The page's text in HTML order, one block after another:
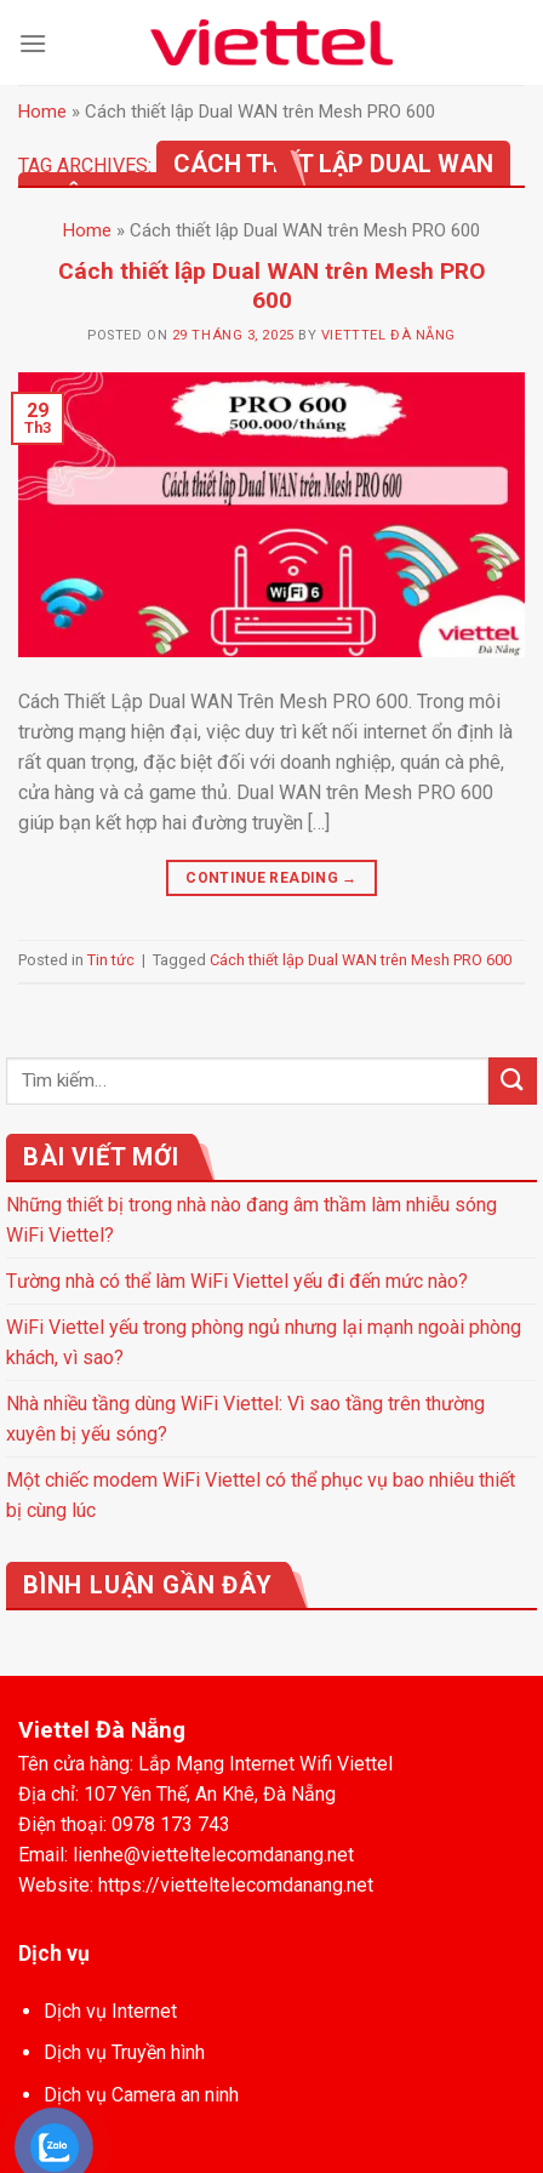
Home » Cách thiết lập Dual WAN trên Mesh PRO 600
TAG ARCHIVES:
CÁCH THIẾT LẬP DUAL WAN
TRÊN MESH PRO 600
Home » Cách thiết lập Dual WAN trên Mesh PRO 600
Cách thiết lập Dual WAN trên Mesh PRO
600
POSTED ON 29 THÁNG 3, 2025 BY VIETTTEL ĐÀ NẴNG
29
Th3
Cách Thiết Lập Dual WAN Trên Mesh PRO 600. Trong môi
trường mạng hiện đại, việc duy trì kết nối internet ổn định là
rất quan trọng, đặc biệt đối với doanh nghiệp, quán cà phê,
cửa hàng và cả game thủ. Dual WAN trên Mesh PRO 600
giúp bạn kết hợp hai đường truyền […]
CONTINUE READING →
Posted in Tin tức | Tagged Cách thiết lập Dual WAN trên Mesh PRO 600
BÀI VIẾT MỚI
Những thiết bị trong nhà nào đang âm thầm làm nhiễu sóng
WiFi Viettel?
Tường nhà có thể làm WiFi Viettel yếu đi đến mức nào?
WiFi Viettel yếu trong phòng ngủ nhưng lại mạnh ngoài phòng
khách, vì sao?
Nhà nhiều tầng dùng WiFi Viettel: Vì sao tầng trên thường
xuyên bị yếu sóng?
Một chiếc modem WiFi Viettel có thể phục vụ bao nhiêu thiết
bị cùng lúc
BÌNH LUẬN GẦN ĐÂY
Viettel Đà Nẵng
Tên cửa hàng: Lắp Mạng Internet Wifi Viettel
Địa chỉ: 107 Yên Thế, An Khê, Đà Nẵng
Điện thoại: 0978 173 743
Email: lienhe@vietteltelecomdanang.net
Website: https://vietteltelecomdanang.net
Dịch vụ
Dịch vụ Internet
Dịch vụ Truyền hình
Dịch vụ Camera an ninh